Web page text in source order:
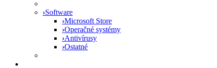
›Software
›Microsoft Store
›Operačné systémy
›Antivírusy
›Ostatné